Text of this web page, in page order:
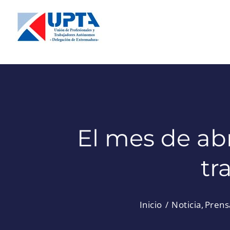
contenido
El mes de
Inicio Noticia